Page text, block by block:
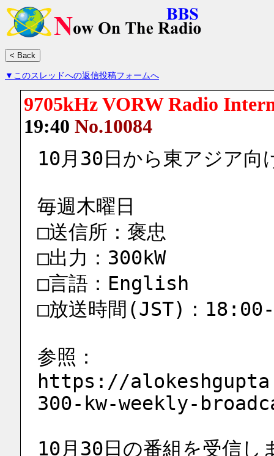
▼このスレッドへの返信投稿フォームへ
9705kHz VORW Radio
19:40 No.10084
10月30日から東アジア向
毎週木曜日
□送信所：褒忠
□出力：300kW
□言語：English
□放送時間(JST)：
参照：
https://
300-kw-weekly-
10月30日の番組を受信し